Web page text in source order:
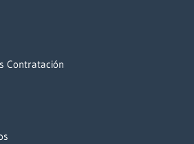
Contratación